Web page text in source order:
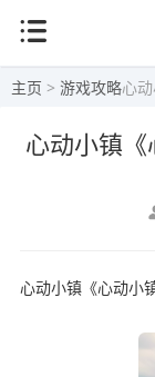
主页 > 游戏攻略心
心动小镇《
心动小镇《心动小